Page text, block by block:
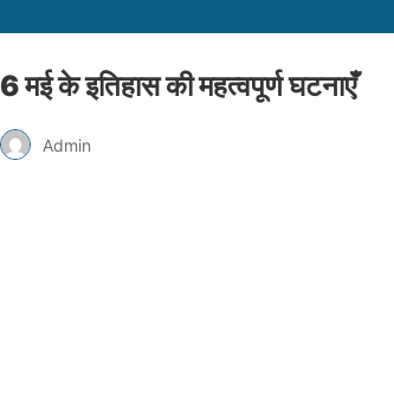
6 मई के इतिहास की महत्वपूर्ण घटनाएँ
Admin